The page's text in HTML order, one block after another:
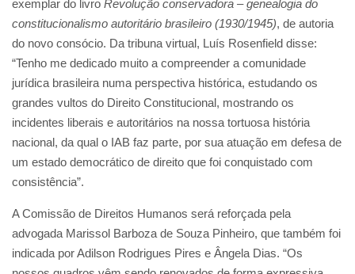
exemplar do livro Revolução conservadora – genealogia do
constitucionalismo autoritário brasileiro (1930/1945), de autoria
do novo consócio. Da tribuna virtual, Luís Rosenfield disse:
“Tenho me dedicado muito a compreender a comunidade
jurídica brasileira numa perspectiva histórica, estudando os
grandes vultos do Direito Constitucional, mostrando os
incidentes liberais e autoritários na nossa tortuosa história
nacional, da qual o IAB faz parte, por sua atuação em defesa de
um estado democrático de direito que foi conquistado com
consistência”.
A Comissão de Direitos Humanos será reforçada pela
advogada Marissol Barboza de Souza Pinheiro, que também foi
indicada por Adilson Rodrigues Pires e Ângela Dias. “Os